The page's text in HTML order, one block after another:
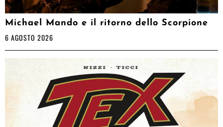
Michael Mando e il ritorno dello Scorpione
6 AGOSTO 2026